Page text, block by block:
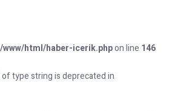
www/html/haber-icerik.phpon line 146
type string is deprecated in